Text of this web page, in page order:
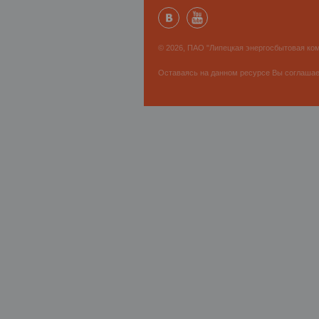
© 2026, ПАО "Липецкая энергосбытовая
Оставаясь на данном ресурсе Вы